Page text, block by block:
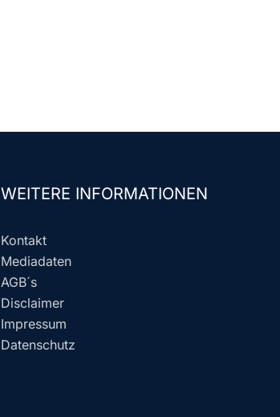
WEITERE INFORMATIONEN
Kontakt
Mediadaten
AGB´s
Disclaimer
Impressum
Datenschutz